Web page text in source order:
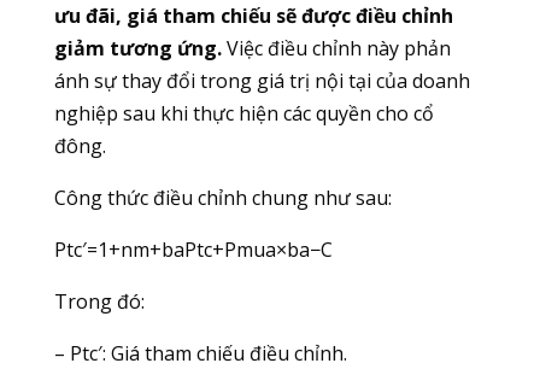
ưu đãi, giá tham chiếu sẽ được điều chỉnh
giảm tương ứng.Việc điều chỉnh này phản
ánh sự thay đổi trong giá trị nội tại của doanh
nghiệp sau khi thực hiện các quyền cho cổ
đông.
Công thức điều chỉnh chung như sau:
Ptc′​=1+nm​+ba​Ptc​+Pmua​×ba​−C​
Trong đó:
– Ptc′​: Giá tham chiếu điều chỉnh.